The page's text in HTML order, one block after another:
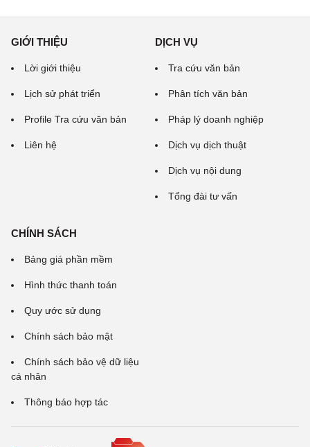
GIỚI THIỆU
Lời giới thiệu
Lịch sử phát triển
Profile Tra cứu văn bản
Liên hệ
DỊCH VỤ
Tra cứu văn bản
Phân tích văn bản
Pháp lý doanh nghiệp
Dịch vụ dịch thuật
Dịch vụ nội dung
Tổng đài tư vấn
CHÍNH SÁCH
Bảng giá phần mềm
Hình thức thanh toán
Quy ước sử dụng
Chính sách bảo mật
Chính sách bảo vệ dữ liệu
cá nhân
Thông báo hợp tác